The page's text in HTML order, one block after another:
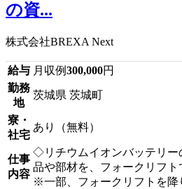
の資...
株式会社BREXA Next
給与 月収例300,000円
勤務
地
茨城県 茨城町
寮・
社宅
あり（無料）
仕事
内容
◇リチウムイオンバッテリ
品や部材を、フォークリフ
※一部、フォークリフトを降